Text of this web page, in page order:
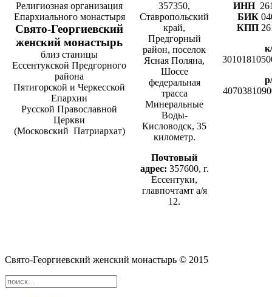
Религиозная организация
Епархиального монастыря
Cвято-­Георгиевский
женский монастырь
близ станицы
Ессентукской Предгорного
района
Пятигорской и Черкесской
Епархии
Русской Православной
Церкви
(Московский Патриархат)
357350,
Ставропольский
край,
Предгорный
район, поселок
Ясная Поляна,
Шоссе
федеральная
трасса
Минеральные
Воды-
Кисловодск, 35
километр.
Почтовый
адрес: 357600, г.
Ессентуки,
главпочтамт а/я
12.
ИНН
БИК
КПП
Cвято-­Георгиевский женский монастырь © 2015